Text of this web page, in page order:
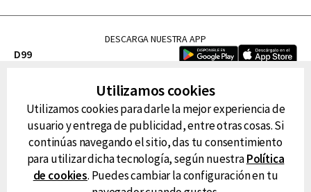
DESCARGA NUESTRA APP
D99
FM Tu
RG Deportiva
Classic FM
Utilizamos cookies
Utilizamos cookies para darle la mejor experiencia de
usuario y entrega de publicidad, entre otras cosas. Si
continúas navegando el sitio, das tu consentimiento
para utilizar dicha tecnología, según nuestraPolítica
de cookies. Puedes cambiar la configuración en tu